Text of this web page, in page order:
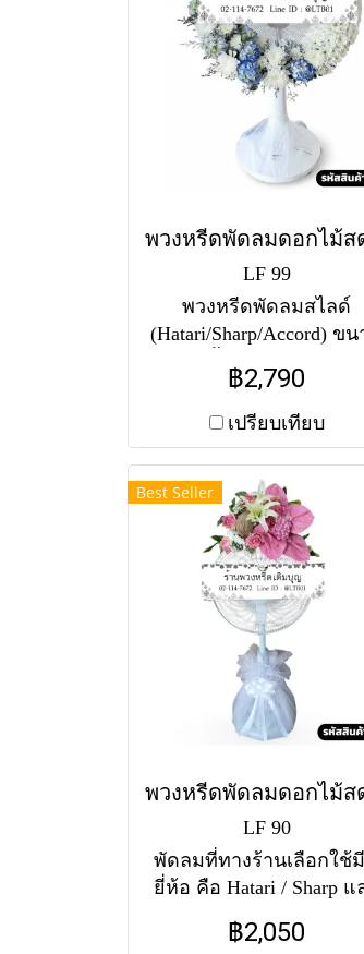
สุภาพสมเกียรติ
LF 99
พวงหรีดพัดลมสไลด์
(Hatari/Sharp/Accord) ข
16-18 นิ้ว จัดทรงพระจันท
เสี้ยว โทนสีขาว-ฟ้า-เขียว
ประดับไฮเดรนเยียและ
คาร์เนชั่น สดชื่น สบาย
฿2,790
เปรียบเทียบ
Best Seller
LF 90
พัดลมที่ทางร้านเลือกใช้
ยี่ห้อ คือ Hatari / Sharp แ
Accord จัดพุ่มด้านบน
หน้ากากพัดลม โทนสีชม
฿2,050